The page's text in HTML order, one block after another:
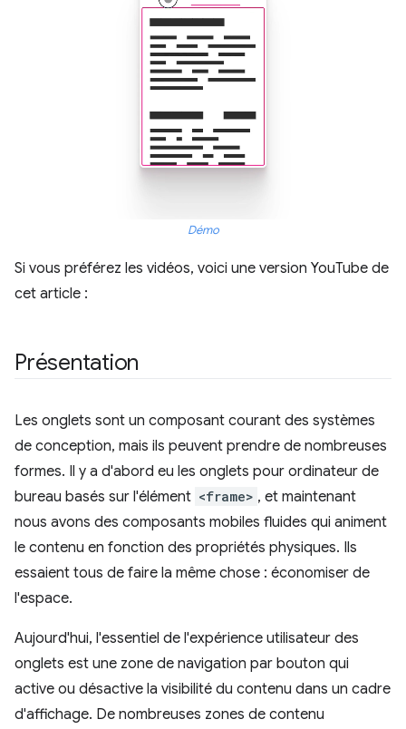
Démo
Si vous préférez les vidéos, voici une version YouTube de
cet article :
Présentation
Les onglets sont un composant courant des systèmes
de conception, mais ils peuvent prendre de nombreuses
formes. Il y a d'abord eu les onglets pour ordinateur de
bureau basés sur l'élément <frame> , et maintenant
nous avons des composants mobiles fluides qui animent
le contenu en fonction des propriétés physiques. Ils
essaient tous de faire la même chose : économiser de
l'espace.
Aujourd'hui, l'essentiel de l'expérience utilisateur des
onglets est une zone de navigation par bouton qui
active ou désactive la visibilité du contenu dans un cadre
d'affichage. De nombreuses zones de contenu